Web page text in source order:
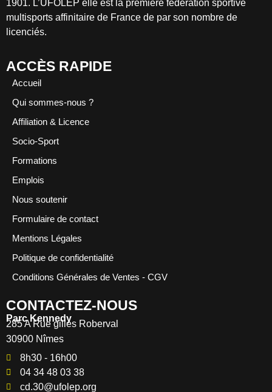
1901. L’UFOLEP elle est la première fédération sportive
multisports affinitaire de France de par son nombre de
licenciés.
ACCÈS RAPIDE
Accueil
Qui sommes-nous ?
Affiliation & Licence
Socio-Sport
Formations
Emplois
Nous soutenir
Formulaire de contact
Mentions Légales
Politique de confidentialité
Conditions Générales de Ventes - CGV
CONTACTEZ-NOUS
Parc Kennedy
285 A Rue gilles Roberval
30900 Nîmes
8h30 - 16h00
04 34 48 03 38
cd.30@ufolep.org